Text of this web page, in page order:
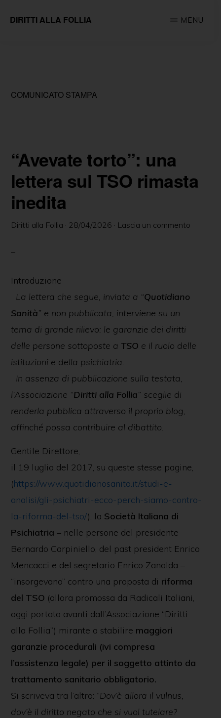
DIRITTI ALLA FOLLIA
della
promozione
dei
diritti
fondamentali
delle
ambito
psichiatrico
e
giuridico.
MENU
COMUNICATO STAMPA
“Avevate torto”: una
lettera sul TSO rimasta
inedita
Diritti alla Follia · 28/04/2026 · Lascia un commento
Introduzione
La lettera che segue, inviata a “Quotidiano
Sanità” e non pubblicata, interviene su un
tema di grande rilievo: le garanzie dei diritti
delle persone sottoposte a TSO e il ruolo delle
istituzioni e della psichiatria.
In assenza di pubblicazione sulla testata,
l’Associazione “Diritti alla Follia” sceglie di
renderla pubblica attraverso il proprio blog,
affinché possa contribuire al dibattito.
Gentile Direttore,
il 19 luglio del 2017, su queste stesse pagine,
(https://www.quotidianosanita.it/studi-e-
analisi/gli-psichiatri-ecco-perch-siamo-contro-
la-riforma-del-tso/), la Società Italiana di
Psichiatria – nelle persone del presidente
Bernardo Carpiniello, del past president Enrico
Mencacci e del segretario Enrico Zanalda –
“insorgevano” contro una proposta di riforma
del TSO (allora promossa da Radicali Italiani,
oggi portata avanti dall’Associazione “Diritti
alla Follia”) mirante a stabilire maggiori
garanzie procedurali (ivi compresa
l’assistenza legale) per il soggetto attinto da
trattamento sanitario obbligatorio.
Si scriveva tra l’altro: “Dov’è allora il vulnus,
dov’è il diritto negato che si vuol tutelare?